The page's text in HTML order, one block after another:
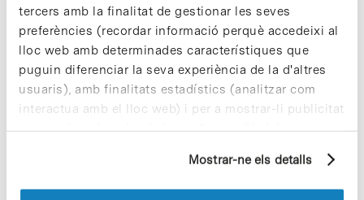
tercers amb la finalitat de gestionar les seves
preferències (recordar informació perquè accedeixi al
lloc web amb determinades característiques que
puguin diferenciar la seva experiència de la d'altres
usuaris), amb finalitats estadístics (analitzar com
interactua amb el lloc web) i per a mostrar-li publicitat
personalitzada sobre la base d'un perfil elaborat a
pàgines visitades). Per a obtenir més informació sobre
les cookies pot consultar laPolítica de cookiesdel
Mostrar-ne els detalls